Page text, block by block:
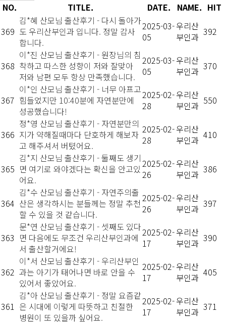
NO. TITLE. DATE. NAME. HIT
369
김*혜 산모님 출산후기 - 다시 돌아가
도 우리산부인과 입니다. 정말 감사
합니다.
2025-03-
05
우리산
부인과 392
368
이*진 산모님 출산후기 - 원장님의 침
착하고 따스한 성향이 저와 잘맞아
저와 남편 모두 항상 만족했습니다.
2025-03-
05
우리산
부인과 370
367
이*인 산모님 출산후기 - 너무 아프고
힘들었지만 10:40분에 자연분만에
성공했습니다!
2025-02-
28
우리산
부인과 550
366
정*영 산모님 출산후기 - 자연분만의
지가 약해질때마다 단호하게 해보자
고 해주셔서 버텼어요.
2025-02-
28
우리산
부인과 410
365
김*지 산모님 출산후기 - 둘째도 생기
면 여기로 와야겠다는 확신을 안고있
어요.
2025-02-
26
우리산
부인과 386
364
김*수 산모님 출산후기 - 자연주의출
산은 생각하시는 분들께는 정말 추천
할 수 있을 것 같습니다.
2025-02-
26
우리산
부인과 397
363
문*연 산모님 출산후기 - 셋째도 있다
면 다음에도 무조건 우리산부인과에
서 출산할거에요!
2025-02-
17
우리산
부인과 390
362
이*서 산모님 출산후기 - 우리산부인
과는 아기가 태어나면 바로 안을 수
있어서 좋았어요.
2025-02-
17
우리산
부인과 405
361
김*아 산모님 출산후기 - 정말 요즘같
은 시대에 이렇게 따뜻하고 친절한
병원이 또 있을까 싶어요.
2025-02-
17
우리산
부인과 371